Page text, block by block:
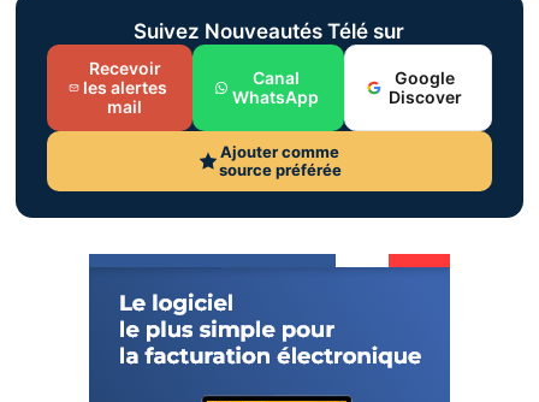
Suivez Nouveautés Télé sur
Recevoir
les alertes
mail
Canal
WhatsApp
Google
Discover
Ajouter comme
source préférée